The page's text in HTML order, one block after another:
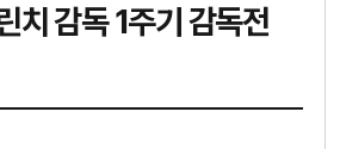
치 감독 1주기 감독전